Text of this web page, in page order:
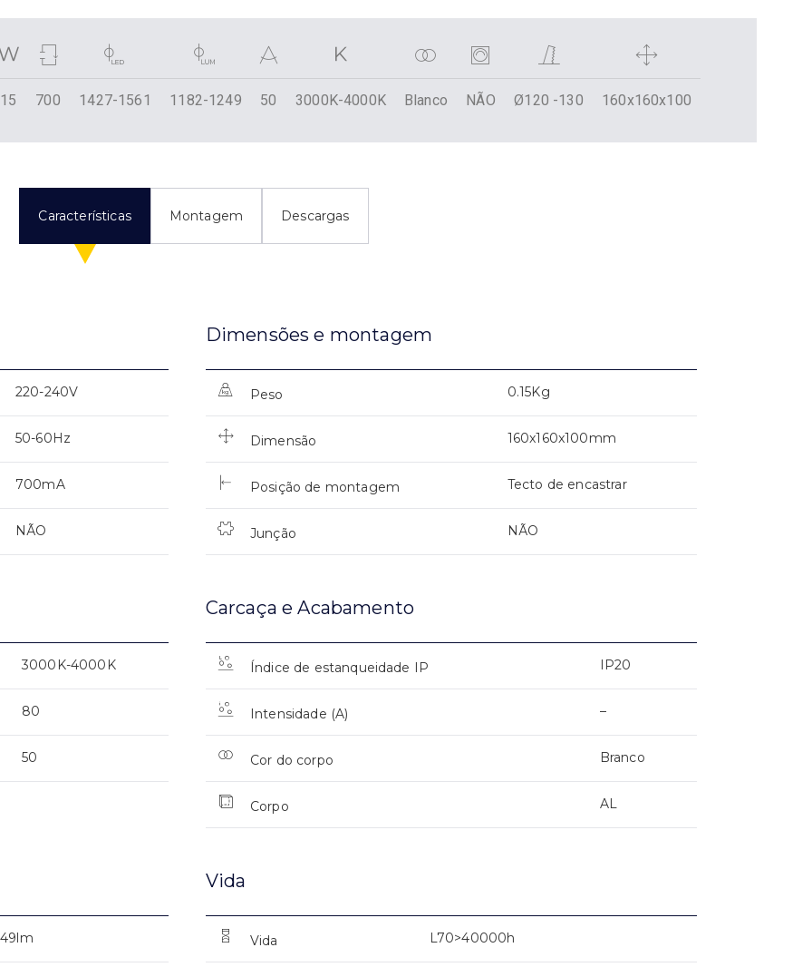
15 700 1427-1561 1182-1249 50 3000K-4000K Blanco NÃO Ø120 -130 160x160x100
Características Montagem Descargas
220-240V
50-60Hz
700mA
NÃO
Dimensões e montagem
Peso 0.15Kg
Dimensão 160x160x100mm
Posição de montagem Tecto de encastrar
Junção NÃO
3000K-4000K
80
50
Carcaça e Acabamento
Índice de estanqueidade IP IP20
Intensidade (A) –
Cor do corpo Branco
Corpo AL
Vida
Vida L70>40000h